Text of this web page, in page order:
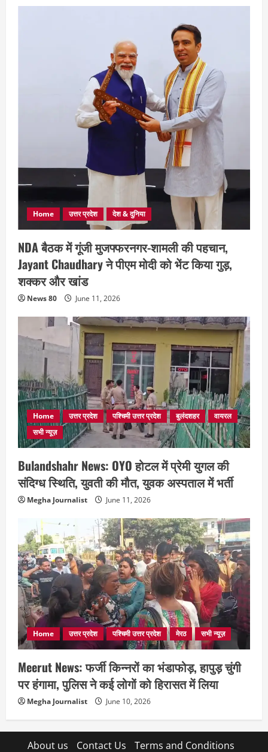
Home उत्तर प्रदेश देश & दुनिया
NDA बैठक में गूंजी मुजफ्फरनगर-शामली की पहचान,
Jayant Chaudhary ने पीएम मोदी को भेंट किया गुड़,
शक्कर और खांड
News 80 June 11, 2026
Home उत्तर प्रदेश पश्चिमी उत्तर प्रदेश बुलंदशहर
वायरल
सभी न्यूज़
Bulandshahr News: OYO होटल में प्रेमी युगल की
संदिग्ध स्थिति, युवती की मौत, युवक अस्पताल में भर्ती
Megha Journalist June 11, 2026
Home उत्तर प्रदेश पश्चिमी उत्तर प्रदेश मेरठ सभी न्यूज़
Meerut News: फर्जी किन्नरों का भंडाफोड़, हापुड़ चुंगी
पर हंगामा, पुलिस ने कई लोगों को हिरासत में लिया
Megha Journalist June 10, 2026
About us Contact Us Terms and Conditions